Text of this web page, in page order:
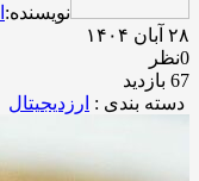
نویسنده:
۲۸ آبان ۱۴۰۴
0نظر
67 بازدید
دسته بندی : ارزدیجیتال